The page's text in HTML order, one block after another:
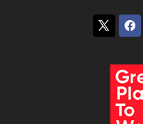
Twitter